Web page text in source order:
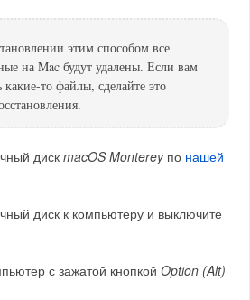
этим способом все
на Mac будут удалены. Если вам
то файлы, сделайте это
дискmacOS Montereyпо нашей
диск к компьютеру и выключите
с зажатой кнопкойOption (Alt)